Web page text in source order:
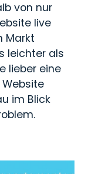
von nur
live
Markt
leichter als
lieber eine
im Blick